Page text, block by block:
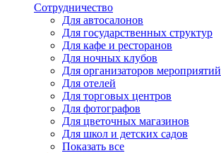
Сотрудничество
Для автосалонов
Для государственных структур
Для кафе и ресторанов
Для ночных клубов
Для организаторов мероприятий
Для отелей
Для торговых центров
Для фотографов
Для цветочных магазинов
Для школ и детских садов
Показать все